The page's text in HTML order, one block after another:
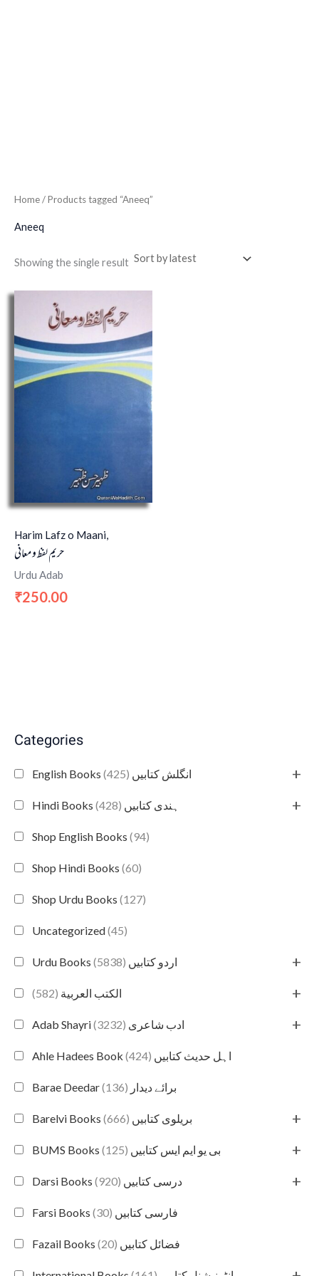
Categories
English Books انگلش کتابیں (425) +
Hindi Books ہندی کتابیں (428) +
Shop English Books (94)
Shop Hindi Books (60)
Shop Urdu Books (127)
Uncategorized(45)
Urdu Books اردو کتابیں (5838) +
الكتب العربية (582) +
Adab Shayri ادب شاعری (3232) +
Ahle Hadees Book اہل حدیث کتابیں (424)
Barae Deedar برائے دیدار (136)
Barelvi Books بریلوی کتابیں (666) +
BUMS Books بی یو ایم ایس کتابیں (125) +
Darsi Books درسی کتابیں (920) +
Farsi Books فارسی کتابیں (30)
Fazail Books فضائل کتابیں (20)
Home/ Products tagged “Aneeq”
Aneeq
Showing the single result
Harim Lafz o Maani,
حریم لفظ و معانی
Urdu Adab
₹250.00